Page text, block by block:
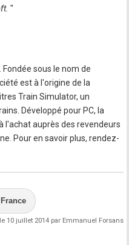
"
sous le nom de
est à l'origine de la
Train Simulator, un
Développé pour PC, la
l'achat auprès des revendeurs
Pour en savoir plus, rendez-
10 juillet 2014 par Emmanuel Forsans